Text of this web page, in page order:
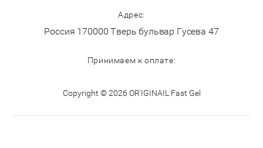
Адрес:
Россия 170000 Тверь бульвар Гусева 47
Принимаем к оплате:
Copyright © 2026 OR'IGINAIL Fast Gel